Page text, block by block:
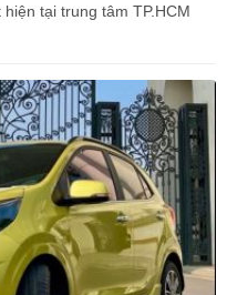
tại trung tâm TP.HCM